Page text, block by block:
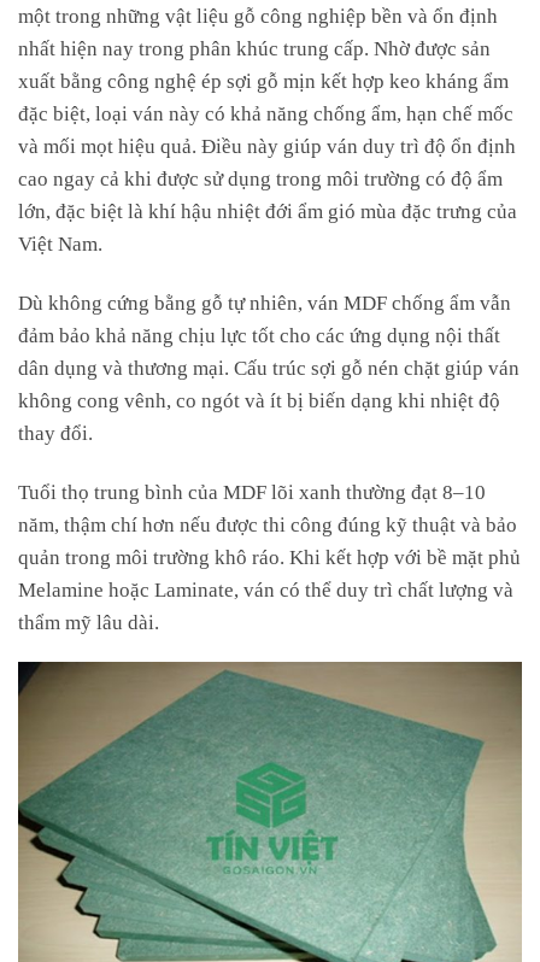
một trong những vật liệu gỗ công nghiệp bền và ổn định
nhất hiện nay trong phân khúc trung cấp. Nhờ được sản
xuất bằng công nghệ ép sợi gỗ mịn kết hợp keo kháng ẩm
đặc biệt, loại ván này có khả năng chống ẩm, hạn chế mốc
và mối mọt hiệu quả. Điều này giúp ván duy trì độ ổn định
cao ngay cả khi được sử dụng trong môi trường có độ ẩm
lớn, đặc biệt là khí hậu nhiệt đới ẩm gió mùa đặc trưng của
Việt Nam.
Dù không cứng bằng gỗ tự nhiên, ván MDF chống ẩm vẫn
đảm bảo khả năng chịu lực tốt cho các ứng dụng nội thất
dân dụng và thương mại. Cấu trúc sợi gỗ nén chặt giúp ván
không cong vênh, co ngót và ít bị biến dạng khi nhiệt độ
thay đổi.
Tuổi thọ trung bình của MDF lõi xanh thường đạt 8–10
năm, thậm chí hơn nếu được thi công đúng kỹ thuật và bảo
quản trong môi trường khô ráo. Khi kết hợp với bề mặt phủ
Melamine hoặc Laminate, ván có thể duy trì chất lượng và
thẩm mỹ lâu dài.